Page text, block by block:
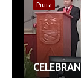
Piura